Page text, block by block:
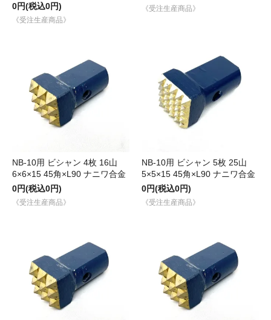
0円(税込0円)
《受注生産商品》
《受注生産商品》
NB-10用 ビシャン 4枚 16山
6×6×15 45角×L90 ナニワ合金
0円(税込0円)
《受注生産商品》
NB-10用 ビシャン 5枚 25山
5×5×15 45角×L90 ナニワ合金
0円(税込0円)
《受注生産商品》